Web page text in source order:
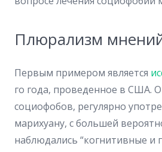
Плюрализм
Первым примером является
го года, проведенное в США.
социофобов, регулярно
марихуану, с большей
наблюдались “когнитивные и